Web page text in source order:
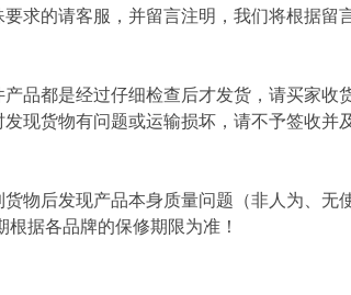
要求的请客服，并留言注明，我们将根据留
产品都是经过仔细检查后才发货，请买家
现货物有问题或运输损坏，请不予签收并
货物后发现产品本身质量问题（非人为、
根据各品牌的保修期限为准！